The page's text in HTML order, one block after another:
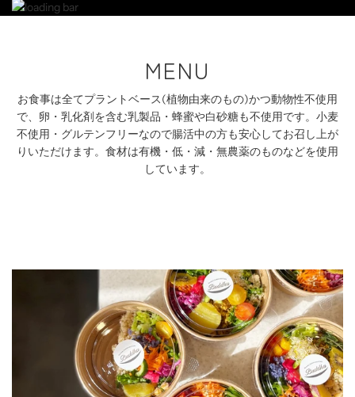
MENU
お食事は全てプラントベース(植物由来のもの)かつ動物性不使用
で、卵・乳化剤を含む乳製品・蜂蜜や白砂糖も不使用です。小麦
不使用・グルテンフリーなので腸活中の方も安心してお召し上が
りいただけます。食材は有機・低・減・無農薬のものなどを使用
しています。